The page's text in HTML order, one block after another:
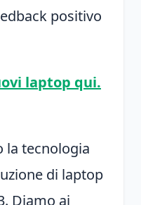
positivo
laptop qui.
la tecnologia
di laptop
Diamo ai